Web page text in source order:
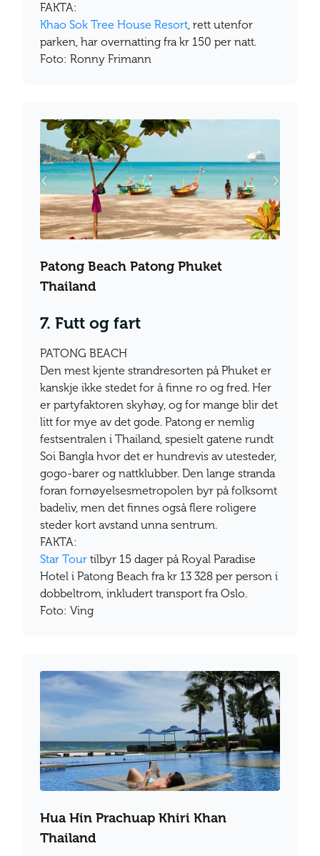
FAKTA:
Khao Sok Tree House Resort, rett utenfor
parken, har overnatting fra kr 150 per natt.
Foto: Ronny Frimann
Patong Beach Patong Phuket
Thailand
7. Futt og fart
PATONG BEACH
Den mest kjente strandresorten på Phuket er
kanskje ikke stedet for å finne ro og fred. Her
er partyfaktoren skyhøy, og for mange blir det
litt for mye av det gode. Patong er nemlig
festsentralen i Thailand, spesielt gatene rundt
Soi Bangla hvor det er hundrevis av utesteder,
gogo-barer og nattklubber. Den lange stranda
foran fornøyelsesmetropolen byr på folksomt
badeliv, men det finnes også flere roligere
steder kort avstand unna sentrum.
FAKTA:
Star Tour tilbyr 15 dager på Royal Paradise
Hotel i Patong Beach fra kr 13 328 per person i
dobbeltrom, inkludert transport fra Oslo.
Foto: Ving
Hua Hin Prachuap Khiri Khan
Thailand